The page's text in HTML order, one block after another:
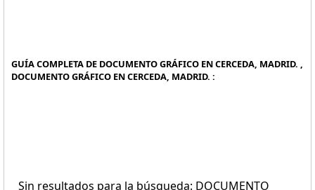
GUÍA COMPLETA DE DOCUMENTO GRÁFICO EN CERCEDA, MADRID. ,
DOCUMENTO GRÁFICO EN CERCEDA, MADRID. :
Sin resultados para la búsqueda: DOCUMENTO